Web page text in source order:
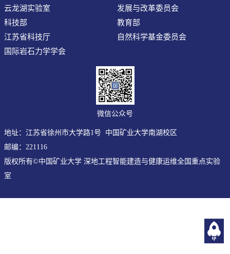
云龙湖实验室
发展与改革委员会
科技部
教育部
江苏省科技厅
自然科学基金委员会
国际岩石力学学会
微信公众号
地址：江苏省徐州市大学路1号 中国矿业大学南湖校区
邮编：221116
版权所有©中国矿业大学 深地工程智能建造与健康运维全国重点实验
室